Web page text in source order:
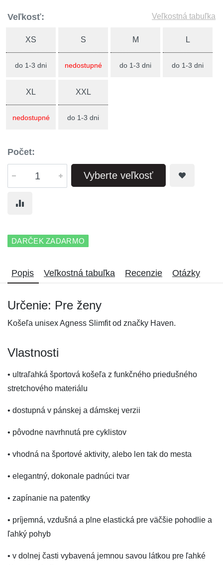
Veľkosť: Veľkostná tabuľka
XS
do 1-3 dni
S
nedostupné
M
do 1-3 dni
L
do 1-3 dni
XL
nedostupné
XXL
do 1-3 dni
Počet:
Vyberte veľkosť
DARČEK ZADARMO
Popis Veľkostná tabuľka Recenzie Otázky
Určenie: Pre ženy
Košeľa unisex Agness Slimfit od značky Haven.
Vlastnosti
• ultraľahká športová košeľa z funkčného priedušného
stretchového materiálu
• dostupná v pánskej a dámskej verzii
• pôvodne navrhnutá pre cyklistov
• vhodná na športové aktivity, alebo len tak do mesta
• elegantný, dokonale padnúci tvar
• zapínanie na patentky
• príjemná, vzdušná a plne elastická pre väčšie pohodlie a
ľahký pohyb
• v dolnej časti vybavená jemnou savou látkou pre ľahké